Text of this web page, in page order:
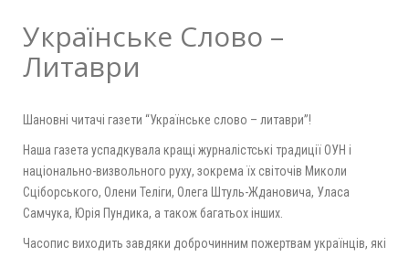
Українське Слово –
Литаври
Шановні читачі газети “Українське слово – литаври”!
Наша газета успадкувала кращі журналістські традиції ОУН і
національно-визвольного руху, зокрема їх світочів Миколи
Сціборського, Олени Теліги, Олега Штуль-Ждановича, Уласа
Самчука, Юрія Пундика, а також багатьох інших.
Часопис виходить завдяки доброчинним пожертвам українців, які